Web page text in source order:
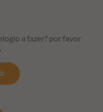
a fazer? por favor